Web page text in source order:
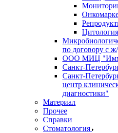
Цитология
по договору с
ООО МИЦ
Санкт-
Санкт-
центр
диагностики"
Материал
Прочее
Справки
Стоматология